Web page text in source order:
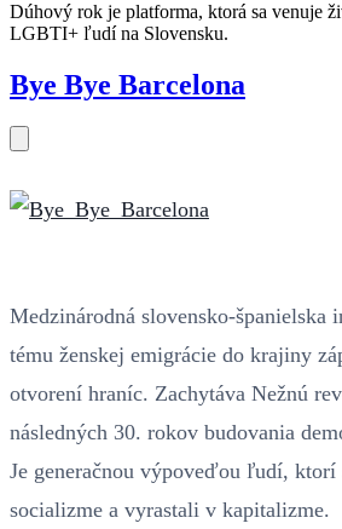
Dúhový rok je platforma, ktorá sa venuje
LGBTI+ ľudí na Slovensku.
Bye Bye Barcelona
Medzinárodná slovensko-španielska
tému ženskej emigrácie do krajiny
otvorení hraníc. Zachytáva Nežnú
následných 30. rokov budovania
Je generačnou výpoveďou ľudí,
socializme a vyrastali v kapitalizme.